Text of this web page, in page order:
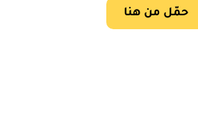
حمّل من هنا